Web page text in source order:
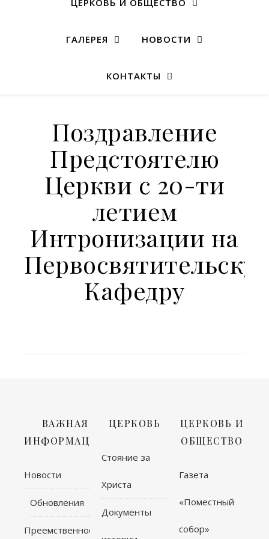
ЦЕРКОВЬ И ОБЩЕСТВО
ГАЛЕРЕЯ НОВОСТИ
КОНТАКТЫ
Поздравление
Предстоятелю
Церкви с 20-ти
летием
Интронизации на
Кафедру
ВАЖНАЯ
ИНФОРМАЦИЯ
Новости
Обновления
Преемственность
ЦЕРКОВЬ
Стояние за
Христа
Документы
ЦЕРКОВЬ И
ОБЩЕСТВО
Газета
«Поместный
собор»